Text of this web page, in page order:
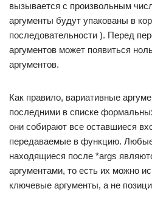
вызывается с произвольным
аргументы будут упакованы в
последовательности ). Перед
аргументов может появиться
аргументов.
Как правило, вариативные
последними в списке
они собирают все оставшиеся
передаваемые в функцию.
находящиеся после *args
аргументами, то есть их можно
ключевые аргументы, а не